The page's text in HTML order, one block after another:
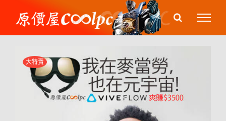
content
大特賣